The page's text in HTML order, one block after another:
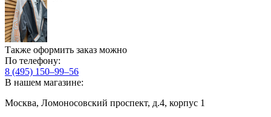
Также оформить заказ можно
По телефону:
8 (495) 150–99–56
В нашем магазине:
Москва, Ломоносовский проспект, д.4, корпус 1